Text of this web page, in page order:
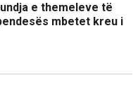
e themeleve të
mbetet kreu i